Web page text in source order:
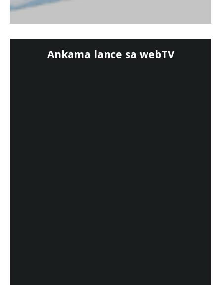
Ankama lance sa webTV